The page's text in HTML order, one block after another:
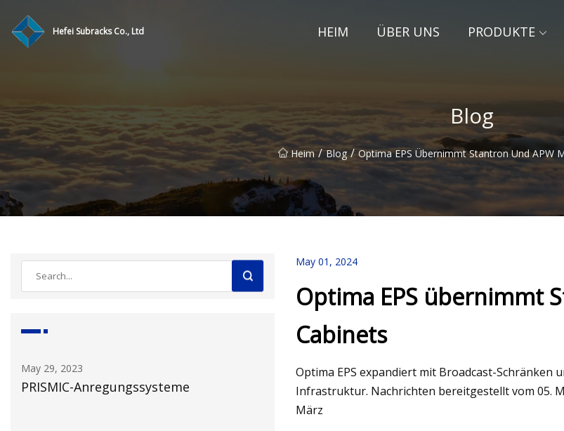
Hefei Subracks Co., Ltd HEIM ÜBER UNS PRODUKTE
Blog
Heim / Blog / Optima EPS Übernimmt Stantron Und APW
May 29, 2023
PRISMIC-Anregungssysteme
May 25, 2023
Erste Schritte mit Aluminium-
Strangpressprofilen
May 01, 2024
Optima EPS übernimmt
Cabinets
Optima EPS expandiert mit Broadcast-
Infrastruktur. Nachrichten bereitgestellt vom 05.
März